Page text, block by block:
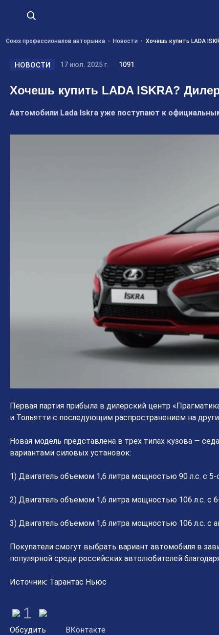
Союз профессионалов авторынка Новости Хочешь купить LADA
НОВОСТИ 17 июл. 2025 г. 1091
Хочешь купить LADA ISKRA?
Автомобили Lada Iskra уже поступают к
Первая партия прибыла в дилерский центр
и Тольятти с последующим распространением на
Новая модель представлена в трех типах кузова —
вариантами силовых установок:
1) Двигатель объемом 1,6 литра мощностью 90 л.с. с 5-
2) Двигатель объемом 1,6 литра мощностью 106 л.с. с
3) Двигатель объемом 1,6 литра мощностью 106 л.с. с
Покупатели смогут выбрать вариант автомобиля в
популярной среди российских автолюбителей
Источник: Тарантас Ньюс
1
Обсудить ВКонтакте